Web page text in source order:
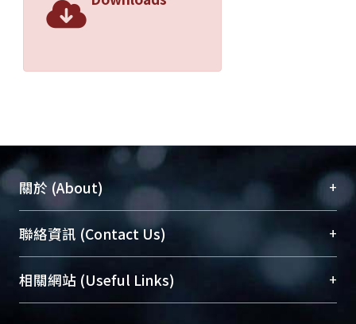
關於 (About) +
臺大位居世界頂尖大學之列，為永久珍藏及向國際
展現本校豐碩的研究成果及學術能量，圖書館整合
機構典藏（NTUR）與學術庫（AH）不同功能平
台，成為臺大學術典藏NTU scholars。期能整合研
聯絡資訊 (Contact Us) +
總館學科館員(Main Library)
醫學圖書館學科館員(Medical Library)
相關網站 (Useful Links) +